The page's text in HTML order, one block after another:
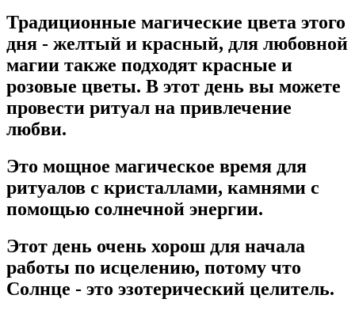
Традиционные магические цвета этого
дня - желтый и красный, для любовной
магии также подходят красные и
розовые цветы. В этот день вы можете
провести ритуал на привлечение
любви.
Это мощное магическое время для
ритуалов с кристаллами, камнями с
помощью солнечной энергии.
Этот день очень хорош для начала
работы по исцелению, потому что
Солнце - это эзотерический целитель.